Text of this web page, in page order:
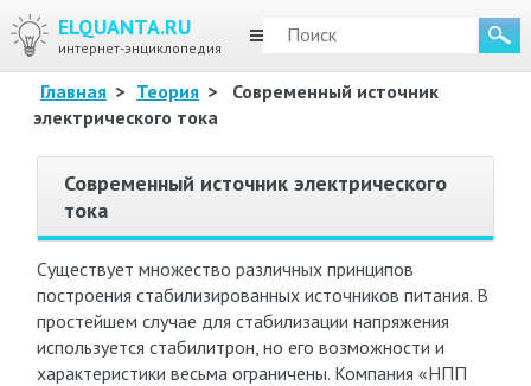
ELQUANTA.RU
интернет-энциклопедия
МЕНЮ
Главная > Теория >
Современный источник
электрического тока
Современный источник электрического
тока
Существует множество различных принципов
построения стабилизированных источников питания. В
простейшем случае для стабилизации напряжения
используется стабилитрон, но его возможности и
характеристики весьма ограничены. Компания «НПП